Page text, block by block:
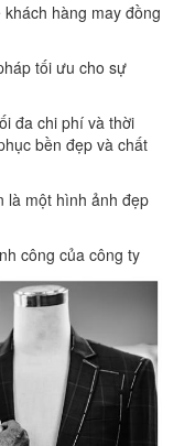
hàng may đồng
tối ưu cho sự
đa chi phí và thời
bền đẹp và chất
là một hình ảnh đẹp
công của công ty